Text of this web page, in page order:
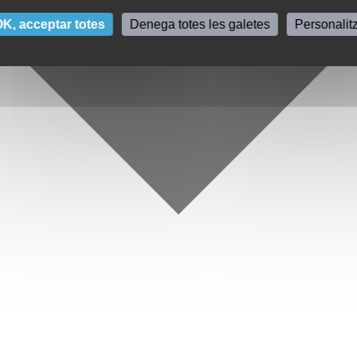
acceptar totes Denega totes les galetes